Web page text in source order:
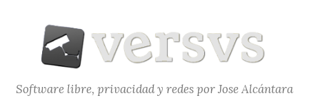
contenido
Software libre, privacidad y redes por Jose Alcántara